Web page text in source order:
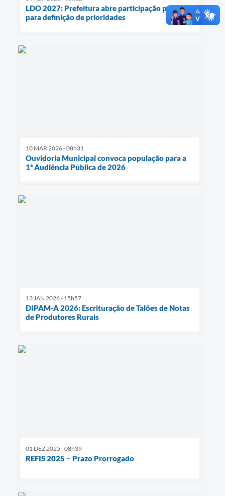
LDO 2027: Prefeitura abre participação popular
para definição de prioridades
10 MAR 2026 - 08h31
Ouvidoria Municipal convoca população para a
1ª Audiência Pública de 2026
13 JAN 2026 - 15h57
DIPAM-A 2026: Escrituração de Talões de Notas
de Produtores Rurais
01 DEZ 2025 - 08h39
REFIS 2025 – Prazo Prorrogado